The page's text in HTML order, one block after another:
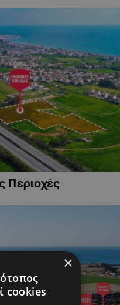
Περιοχές
×
cookies